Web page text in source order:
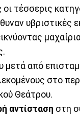
οι τέσσερις
υβριστικές
μετά από
στο
Θεάτρου.
αντίσταση στη